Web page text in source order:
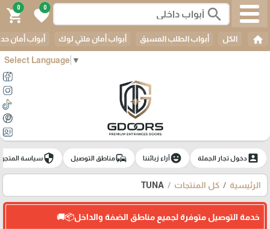
Select Language ▼
search
0
favorite
0
shopping_cart
home الكل أبواب الطلب المسبق أبواب أمان ملتي لوك أبواب أمان
account_boxدخول تجار الجملة emoji_emotionsآراء زبائننا commuteمناطق التوصيل securityسياسة المتجر
الرئيسية كل المنتجات TUNA
خدمة التوصيل متوفرة لجميع مناطق الضفة والداخل📦🚚